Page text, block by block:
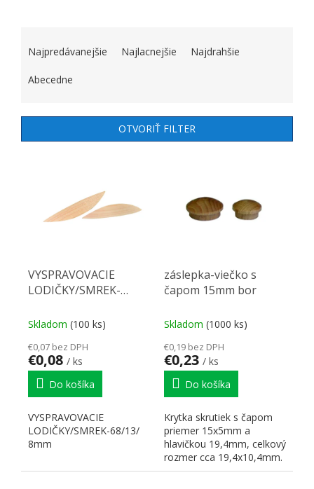
Najpredávanejšie Najlacnejšie Najdrahšie
Abecedne
OTVORIŤ FILTER
VYSPRAVOVACIE
LODIČKY/SMREK-
Skladom (100 ks)
€0,07 bez DPH
€0,08 / ks
Do košíka
VYSPRAVOVACIE
LODIČKY/SMREK-68/13/
8mm
záslepka-viečko s
čapom 15mm bor
Skladom (1000 ks)
€0,19 bez DPH
€0,23 / ks
Do košíka
Krytka skrutiek s čapom
priemer 15x5mm a
hlavičkou 19,4mm, celkový
rozmer cca 19,4x10,4mm.
Zaslepovacie krytky -...